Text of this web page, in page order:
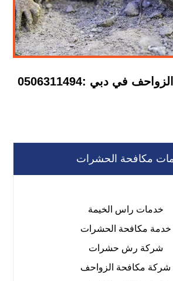
في دبي :0506311494
مكافحة الحشرات
خدمات راس الخيمة
خدمة مكافحة الحشرات
شركة رش حشرات
شركة مكافحة الزواحف